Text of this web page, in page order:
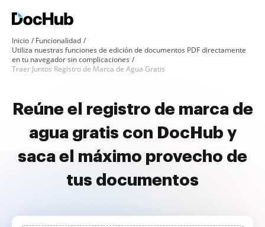
Inicio
Funcionalidad
Utiliza nuestras funciones de edición de documentos PDF directamente
en tu navegador sin complicaciones
Traer Juntos Registro de Marca de Agua Gratis
Reúne el registro de marca de
agua gratis con DocHub y
saca el máximo provecho de
tus documentos